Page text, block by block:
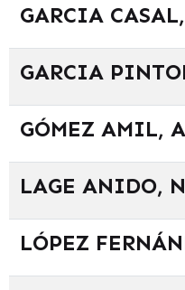
GARCIA
GARCIA
GÓMEZ AMIL,
LAGE ANIDO,
LÓPEZ